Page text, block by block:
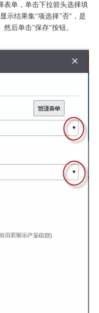
表单，单击下拉箭头选择填
示结果集“项选择”否“，是
后单击”保存“按钮。